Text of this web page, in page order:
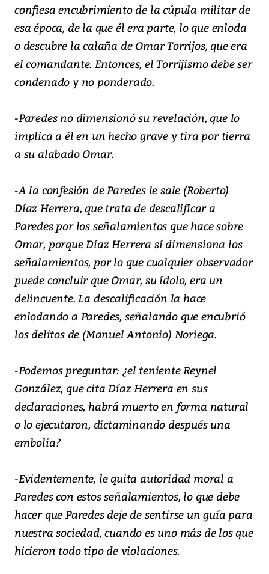
confiesa encubrimiento de la cúpula militar de
esa época, de la que él era parte, lo que enloda
o descubre la calaña de Omar Torrijos, que era
el comandante. Entonces, el Torrijismo debe ser
condenado y no ponderado.
-Paredes no dimensionó su revelación, que lo
implica a él en un hecho grave y tira por tierra
a su alabado Omar.
-A la confesión de Paredes le sale (Roberto)
Díaz Herrera, que trata de descalificar a
Paredes por los señalamientos que hace sobre
Omar, porque Díaz Herrera sí dimensiona los
señalamientos, por lo que cualquier observador
puede concluir que Omar, su ídolo, era un
delincuente. La descalificación la hace
enlodando a Paredes, señalando que encubrió
los delitos de (Manuel Antonio) Noriega.
-Podemos preguntar: ¿el teniente Reynel
González, que cita Díaz Herrera en sus
declaraciones, habrá muerto en forma natural
o lo ejecutaron, dictaminando después una
embolia?
-Evidentemente, le quita autoridad moral a
Paredes con estos señalamientos, lo que debe
hacer que Paredes deje de sentirse un guía para
nuestra sociedad, cuando es uno más de los que
hicieron todo tipo de violaciones.